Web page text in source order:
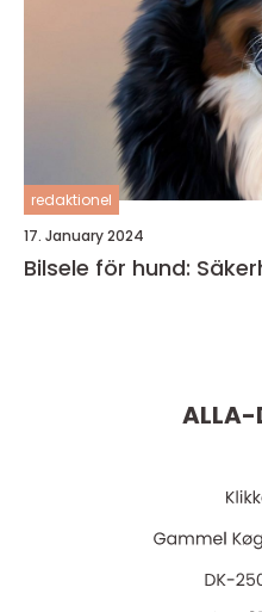
redaktionel
17. January 2024
Bilsele för hund:
ALLA-